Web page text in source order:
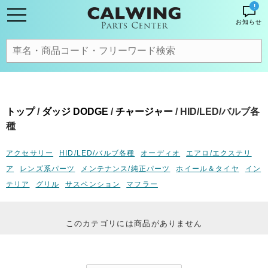
!
お知らせ
トップ/ ダッジ DODGE /チャージャー / HID/LED/バルブ各
種
アクセサリー HID/LED/バルブ各種 オーディオ
エアロ/エクステリ
ア
レンズ系パーツ メンテナンス/純正パーツ ホイール＆タイヤ
イン
テリア
グリル サスペンション マフラー
このカテゴリには商品がありません